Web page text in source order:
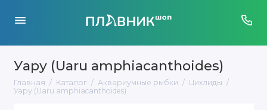
Уару (Uaru amphiacanthoides)
Главная Каталог Аквариумные рыбки
Цихлиды
Уару (Uaru amphiacanthoides)